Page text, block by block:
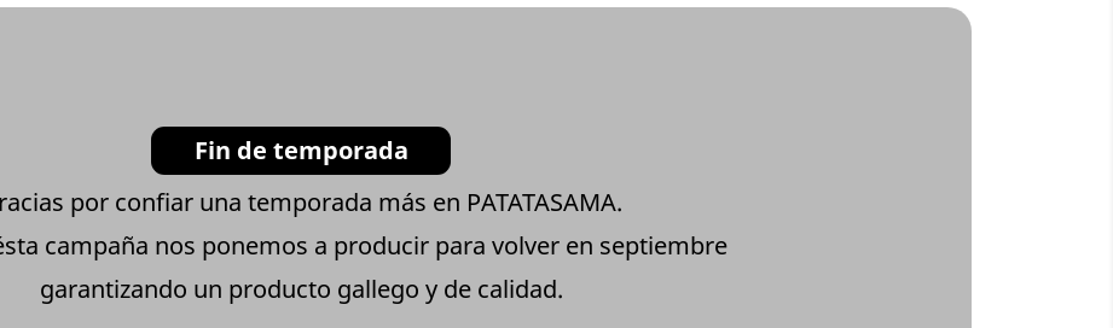
Fin de temporada
por confiar una temporada más en PATATASAMA.
campaña nos ponemos a producir para volver en septiembre
garantizando un producto gallego y de calidad.